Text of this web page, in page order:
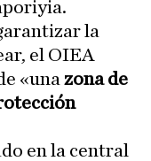
la
el OIEA
«una zona de
en la central